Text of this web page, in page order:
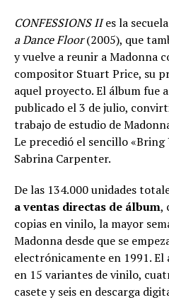
CONFESSIONS IIes la
a Dance Floor(2005), que
y vuelve a reunir a Madonna
compositor Stuart Price, su
aquel proyecto. El álbum fue
publicado el 3 de julio,
trabajo de estudio de
Le precedió el sencillo «Bring
Sabrina Carpenter.
De las 134.000 unidades
a ventas directas de álbum,
copias en vinilo, la mayor
Madonna desde que se
electrónicamente en 1991.
en 15 variantes de vinilo,
casete y seis en descarga